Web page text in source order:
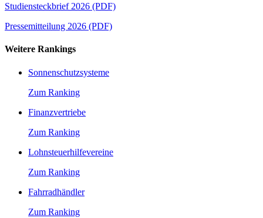
Studiensteckbrief 2026 (PDF)
Pressemitteilung 2026 (PDF)
Weitere Rankings
Sonnenschutzsysteme
Zum Ranking
Finanzvertriebe
Zum Ranking
Lohnsteuerhilfevereine
Zum Ranking
Fahrradhändler
Zum Ranking